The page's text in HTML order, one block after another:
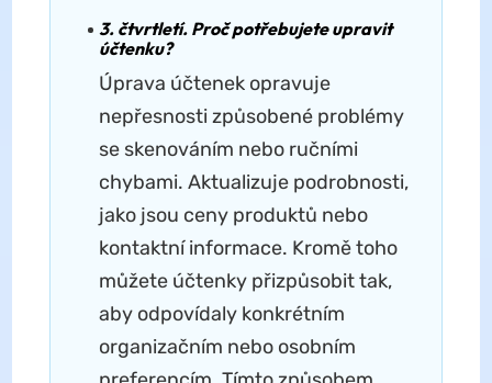
3. čtvrtletí. Proč potřebujete upravit
účtenku?
Úprava účtenek opravuje
nepřesnosti způsobené problémy
se skenováním nebo ručními
chybami. Aktualizuje podrobnosti,
jako jsou ceny produktů nebo
kontaktní informace. Kromě toho
můžete účtenky přizpůsobit tak,
aby odpovídaly konkrétním
organizačním nebo osobním